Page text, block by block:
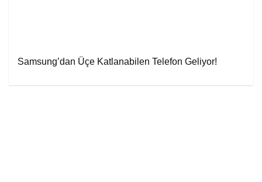
Samsung’dan Üçe Katlanabilen Telefon Geliyor!